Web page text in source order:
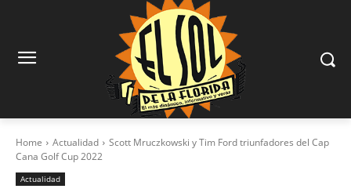
Home Actualidad
Scott Mruczkowski y Tim Ford triunfadores del Cap
Cana Golf Cup 2022
Actualidad